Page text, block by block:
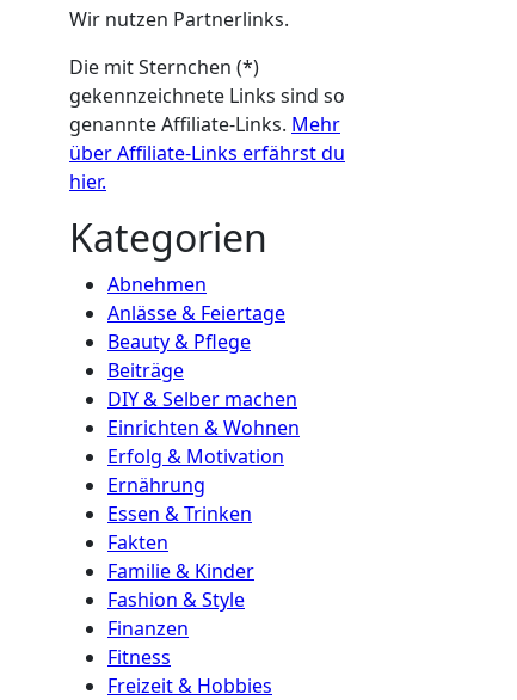
Wir nutzen Partnerlinks.
Die mit Sternchen (*)
gekennzeichnete Links sind so
genannte Affiliate-Links. Mehr
über Affiliate-Links erfährst du
hier.
Kategorien
Abnehmen
Anlässe & Feiertage
Beauty & Pflege
Beiträge
DIY & Selber machen
Einrichten & Wohnen
Erfolg & Motivation
Ernährung
Essen & Trinken
Fakten
Familie & Kinder
Fashion & Style
Finanzen
Fitness
Freizeit & Hobbies